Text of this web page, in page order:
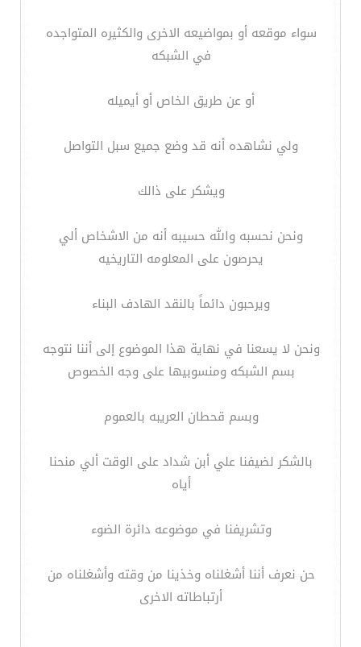
سواء موقعه أو بمواضيعه الاخرى والكثيره المتواجده
في الشبكه
أو عن طريق الخاص أو أيميله
ولي نشاهده أنه قد وضع جميع سبل التواصل
ويشكر على ذالك
ونحن نحسبه والله حسيبه أنه من الاشخاص ألي
يحرصون على المعلومه التاريخيه
ويرحبون دائماً بالنقد الهادف البناء
ونحن لا يسعنا في نهاية هذا الموضوع إلى أننا نتوجه
بسم الشبكه ومنسوبيها على وجه الخصوص
وبسم قحطان العريبه بالعموم
بالشكر لضيفنا علي أبن شداد على الوقت ألي منحنا
أياه
وتشريفنا في موضوعه دائرة الضوء
حن نعرف أننا أشغلناه وخذينا من وقته وأشغلناه من
أرتباطاته الاخرى